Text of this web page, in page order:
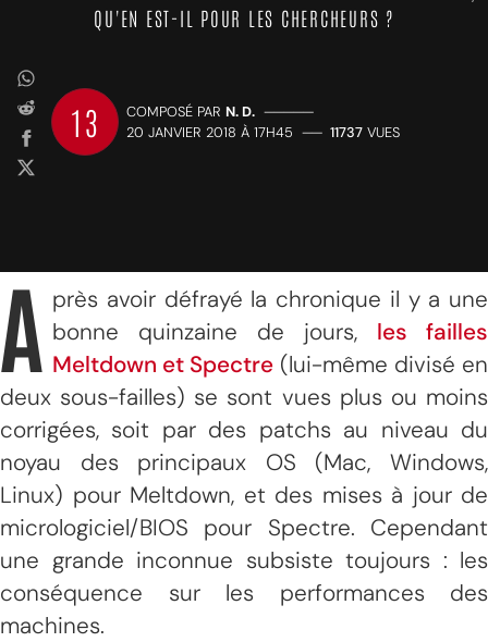
QU'EN EST-IL POUR LES CHERCHEURS ?
13 COMPOSÉ PAR N. D. —————
20 JANVIER 2018 À 17H45 —— 11737 VUES
A près avoir défrayé la chronique il y a une
bonne quinzaine de jours, les failles
Meltdown et Spectre (lui-même divisé en
deux sous-failles) se sont vues plus ou moins
corrigées, soit par des patchs au niveau du
noyau des principaux OS (Mac, Windows,
Linux) pour Meltdown, et des mises à jour de
micrologiciel/BIOS pour Spectre. Cependant
une grande inconnue subsiste toujours : les
conséquence sur les performances des
machines.